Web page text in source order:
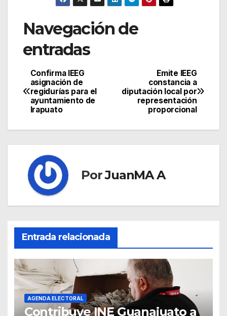
Navegación de
entradas
Emite IEEG
constancia a
diputación local por
representación
proporcional
Confirma IEEG
asignación de
regidurías para el
ayuntamiento de
Irapuato
PorJuanMA A
Entrada relacionada
AGENDA ELECTORAL
Contribuye INE Guanajuato a